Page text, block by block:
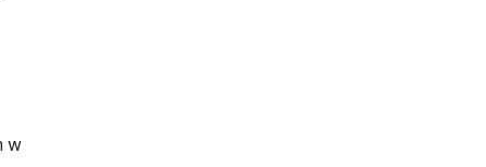
w